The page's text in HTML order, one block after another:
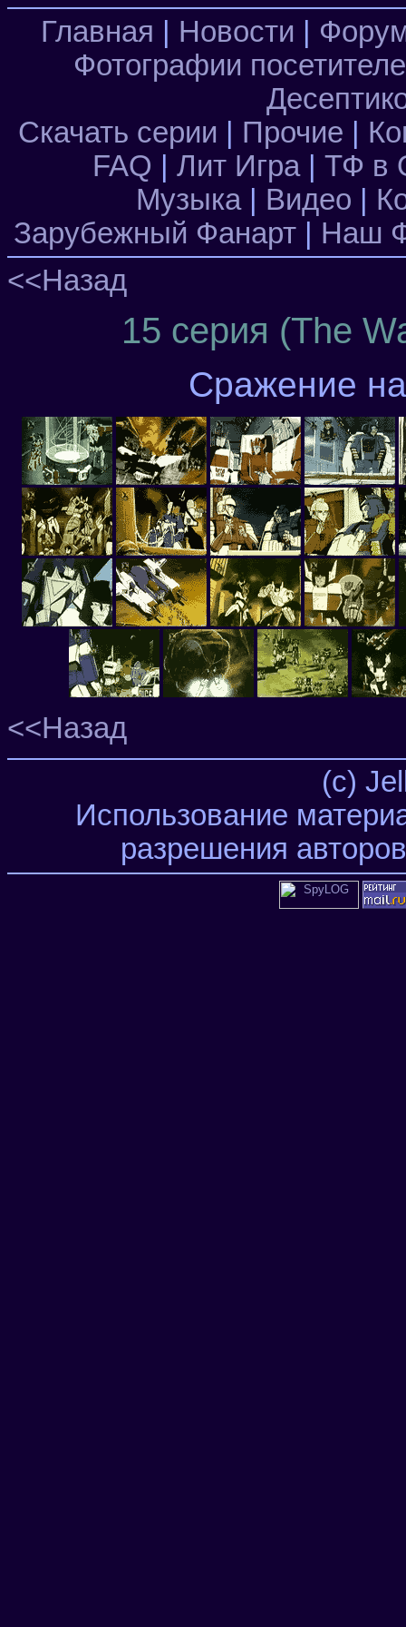
Главная Новости
Фотографии
Скачать серии
Прочие
FAQ
Лит Игра| ТФ в
Музыка| Видео
Зарубежный Фанарт
Наш
<<Назад
15 серия (The
Сражение
<<Назад
(c)
Использование
разрешения